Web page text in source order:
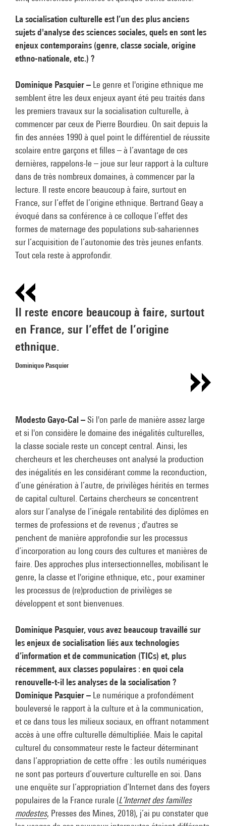
La socialisation culturelle est l’un des plus anciens
sujets d'analyse des sciences sociales, quels en sont les
enjeux contemporains (genre, classe sociale, origine
ethno-nationale, etc.) ?
Dominique Pasquier – Le genre et l'origine ethnique me
semblent être les deux enjeux ayant été peu traités dans
les premiers travaux sur la socialisation culturelle, à
commencer par ceux de Pierre Bourdieu. On sait depuis la
fin des années 1990 à quel point le différentiel de réussite
scolaire entre garçons et filles – à l’avantage de ces
dernières, rappelons-le – joue sur leur rapport à la culture
dans de très nombreux domaines, à commencer par la
lecture. Il reste encore beaucoup à faire, surtout en
France, sur l’effet de l’origine ethnique. Bertrand Geay a
évoqué dans sa conférence à ce colloque l’effet des
formes de maternage des populations sub-sahariennes
sur l’acquisition de l’autonomie des très jeunes enfants.
Tout cela reste à approfondir.
Il reste encore beaucoup à faire, surtout
en France, sur l’effet de l’origine
ethnique.
Dominique Pasquier
Modesto Gayo-Cal –Si l'on parle de manière assez large
et si l'on considère le domaine des inégalités culturelles,
la classe sociale reste un concept central. Ainsi, les
chercheurs et les chercheuses ont analysé la production
des inégalités en les considérant comme la reconduction,
d’une génération à l’autre, de privilèges hérités en termes
de capital culturel. Certains chercheurs se concentrent
alors sur l’analyse de l’inégale rentabilité des diplômes en
termes de professions et de revenus ; d'autres se
penchent de manière approfondie sur les processus
d’incorporation au long cours des cultures et manières de
faire. Des approches plus intersectionnelles, mobilisant le
genre, la classe et l'origine ethnique, etc., pour examiner
les processus de (re)production de privilèges se
développent et sont bienvenues.
Dominique Pasquier, vous avez beaucoup travaillé sur
les enjeux de socialisation liés aux technologies
d’information et de communication (TICs) et, plus
récemment, aux classes populaires : en quoi cela
renouvelle-t-il les analyses de la socialisation ?
Dominique Pasquier – Le numérique a profondément
bouleversé le rapport à la culture et à la communication,
et ce dans tous les milieux sociaux, en offrant notamment
accès à une offre culturelle démultipliée. Mais le capital
culturel du consommateur reste le facteur déterminant
dans l’appropriation de cette offre : les outils numériques
ne sont pas porteurs d’ouverture culturelle en soi. Dans
une enquête sur l’appropriation d’Internet dans des foyers
populaires de la France rurale (L’Internet des familles
modestes, Presses des Mines, 2018), j’ai pu constater que